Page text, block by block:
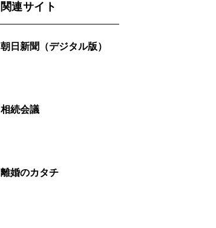
関連サイト
朝日新聞（デジタル版）
相続会議
離婚のカタチ